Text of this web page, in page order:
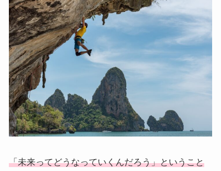
「未来ってどうなっていくんだろう」ということ